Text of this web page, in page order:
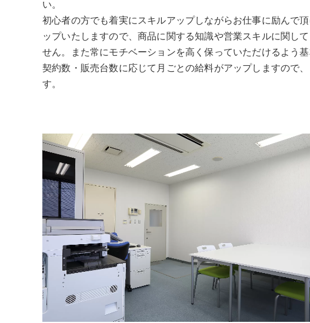
い。
初心者の方でも着実にスキルアップしながらお仕事に励んで
ップいたしますので、商品に関する知識や営業スキルに関し
せん。また常にモチベーションを高く保っていただけるよう
契約数・販売台数に応じて月ごとの給料がアップしますので
す。